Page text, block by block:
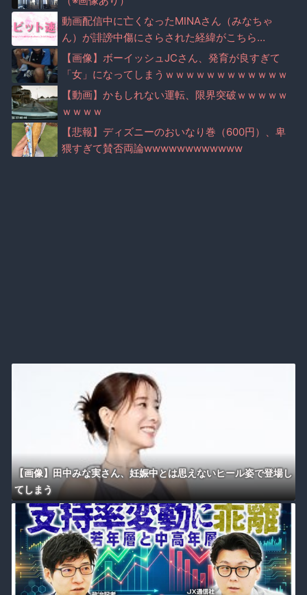
動画配信中に亡くなったMINAさん（みなちゃ
ん）が誹謗中傷にさらされた経緯がこちら…
【画像】ボーイッシュJCさん、発育が良すぎて
「女」になってしまうｗｗｗｗｗｗｗｗｗｗｗｗ
ｗｗｗｗｗ
【動画】かもしれない運転、限界突破ｗｗｗｗｗ
ｗｗｗｗ
【悲報】ディズニーのおいなり巻（600円）、卑
猥すぎて賛否両論wwwwwwwwwwww
【画像】田中みな実さん、妊娠中とは思えないヒール姿で登場し
てしまう